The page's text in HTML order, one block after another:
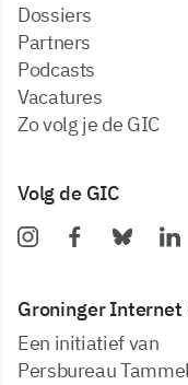
dossiers
partners
podcasts
vacatures
zo volg je de GIC
Volg de GIC
Groninger Internet
Een initiatief van
Persbureau